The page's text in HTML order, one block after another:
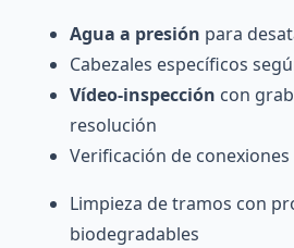
Agua a presión para
Cabezales específicos
Vídeo-inspección con
resolución
Verificación de conexiones
Limpieza de tramos con
biodegradables